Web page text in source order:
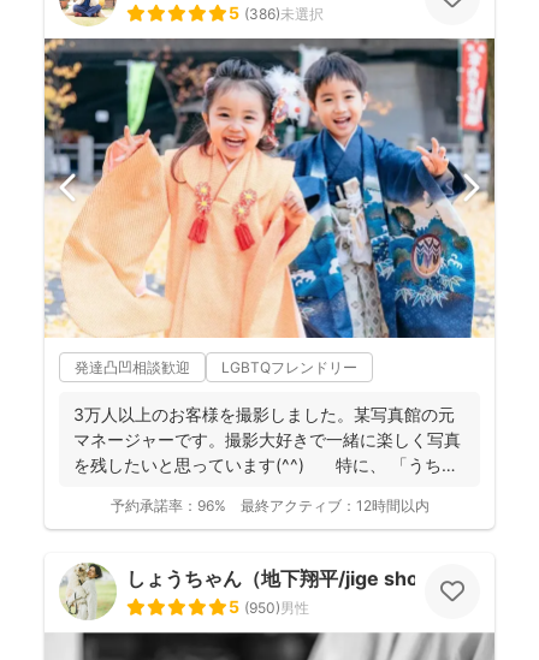
5 (386)未選択
発達凸凹相談歓迎 LGBTQフレンドリー
3万人以上のお客様を撮影しました。某写真館の元
マネージャーです。撮影大好きで一緒に楽しく写真
を残したいと思っています(^^) 特に、 「うち
予約承諾率： 96% 最終アクティブ： 12時間以内
しょうちゃん（地下翔平/jige shohe）
5 (950)男性